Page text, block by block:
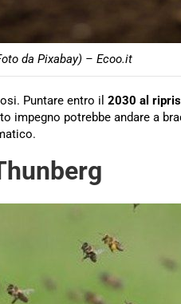
da Pixabay) – Ecoo.it
Puntare entro il 2030 al
impegno potrebbe andare a